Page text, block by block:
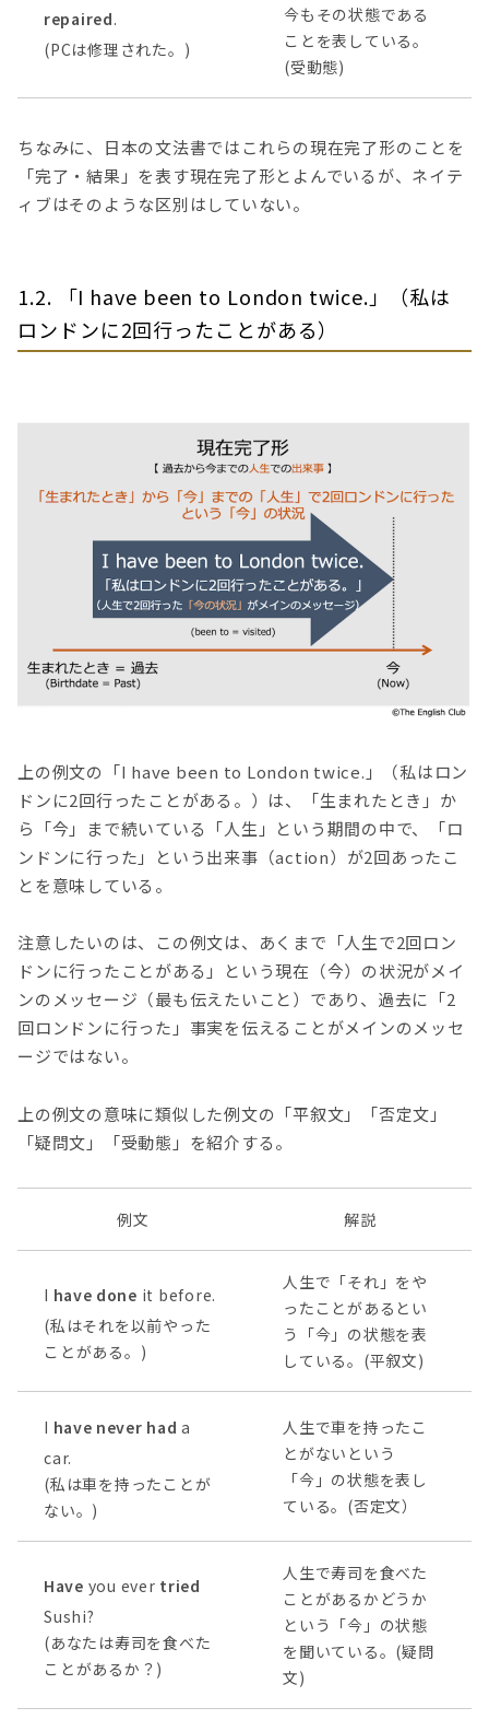
repaired.
(PCは修理された。)
今もその状態である
ことを表している。
(受動態)
ちなみに、日本の文法書ではこれらの現在完了形のことを
「完了・結果」を表す現在完了形とよんでいるが、ネイテ
ィブはそのような区別はしていない。
1.2. 「I have been to London twice.」（私は
ロンドンに2回行ったことがある）
上の例文の「I have been to London twice.」（私はロン
ドンに2回行ったことがある。）は、「生まれたとき」か
ら「今」まで続いている「人生」という期間の中で、「ロ
ンドンに行った」という出来事（action）が2回あったこ
とを意味している。
注意したいのは、この例文は、あくまで「人生で2回ロン
ドンに行ったことがある」という現在（今）の状況がメイ
ンのメッセージ（最も伝えたいこと）であり、過去に「2
回ロンドンに行った」事実を伝えることがメインのメッセ
ージではない。
上の例文の意味に類似した例文の「平叙文」「否定文」
「疑問文」「受動態」を紹介する。
例文 解説
I have done it before.
(私はそれを以前やった
ことがある。)
人生で「それ」をや
ったことがあるとい
う「今」の状態を表
している。(平叙文)
I have never had a
car.
(私は車を持ったことが
ない。)
人生で車を持ったこ
とがないという
「今」の状態を表し
ている。(否定文）
Have you ever tried
Sushi?
(あなたは寿司を食べた
ことがあるか？)
人生で寿司を食べた
ことがあるかどうか
という「今」の状態
を聞いている。(疑問
文)